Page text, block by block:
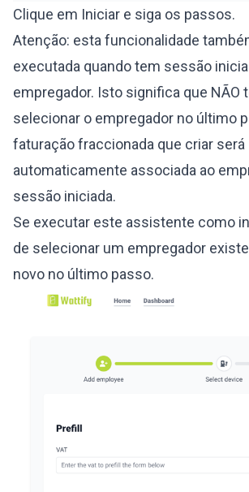
Clique em Iniciar e siga os passos.
Atenção: esta funcionalidade
executada quando tem sessão
empregador. Isto significa que NÃO
selecionar o empregador no último
faturação fraccionada que criar será
automaticamente associada ao
sessão iniciada.
Se executar este assistente como
de selecionar um empregador
novo no último passo.